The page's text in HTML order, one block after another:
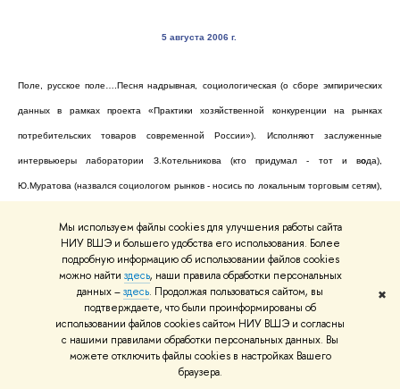
Мы используем файлы cookies для улучшения работы сайта
НИУ ВШЭ и большего удобства его использования. Более
подробную информацию об использовании файлов cookies
можно найти здесь, наши правила обработки персональных
данных –здесь. Продолжая пользоваться сайтом, вы
подтверждаете, что были проинформированы об
использовании файлов cookies сайтом НИУ ВШЭ и согласны
с нашими правилами обработки персональных данных. Вы
можете отключить файлы cookies в настройках Вашего
браузера.
✖
5 августа 2006 г.
Поле, русское поле….Песня надрывная, социологическая (о сборе эмпирических
данных в рамках проекта «Практики хозяйственной конкуренции на рынках
потребительских товаров современной России»). Исполняют заслуженные
интервьюеры лаборатории З.Котельникова (кто придумал - тот и вода),
Ю.Муратова (назвался социологом рынков - носись по локальным торговым сетям),
Интересно, что нужно вытворить, чтобы заслужить такое?
10 августа 2006 г
Мы мечтаем о форуме.
15 августа 2006 г